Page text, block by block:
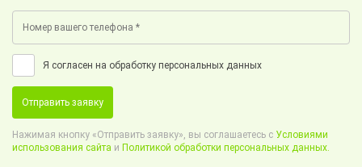
Я согласен на обработку персональных данных
Отправить заявку
Нажимая кнопку «Отправить заявку», вы соглашаетесь с Условиями
использования сайта и Политикой обработки персональных данных.